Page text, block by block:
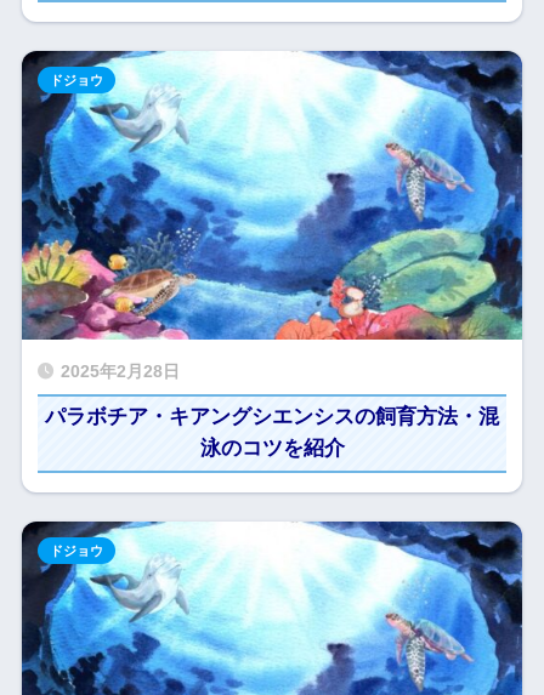
2025年2月28日
パラボチア・キアングシエンシスの飼育方法・混
泳のコツを紹介
ドジョウ
ドジョウ